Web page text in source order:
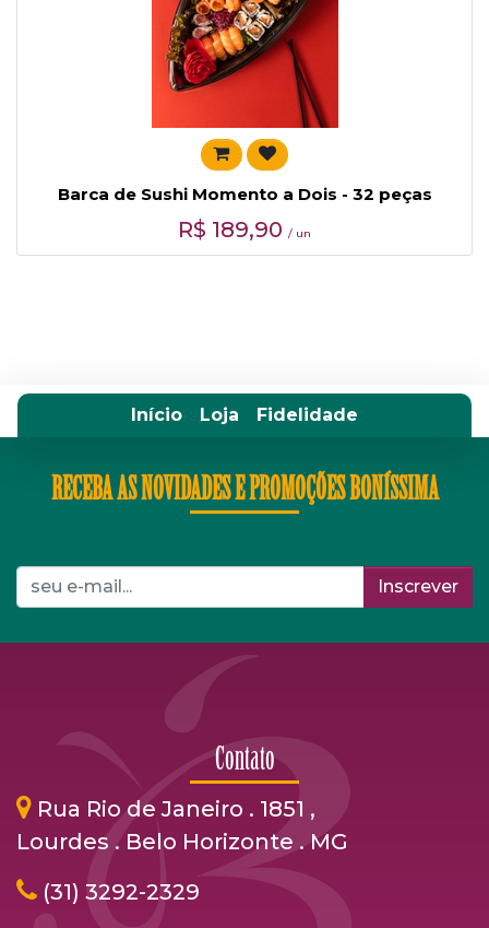
Barca de Sushi Momento a Dois - 32 peças
R$ 189,90 / un
Início Loja Fidelidade
RECEBA AS NOVIDADES E PROMOÇÕES BONÍSSIMA
Inscrever
Contato
Rua Rio de Janeiro . 1851 ,
Lourdes . Belo Horizonte . MG
(31) 3292-2329